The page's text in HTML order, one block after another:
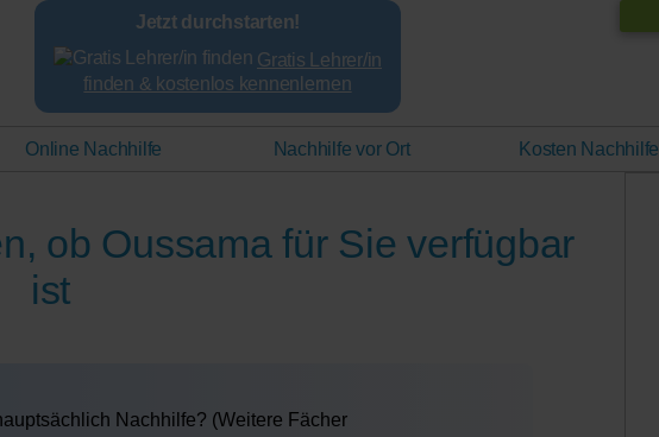
Jetzt durchstarten!
Gratis Lehrer/in
finden & kostenlos kennenlernen
Online Nachhilfe Nachhilfe vor Ort Kosten Nachhilfe
ob Oussama für Sie verfügbar
ist
Nachhilfe? (Weitere Fächer